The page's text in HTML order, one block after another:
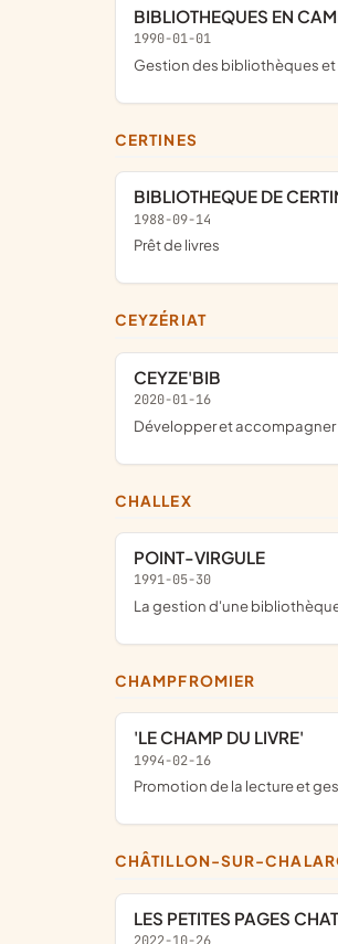
BIBLIOTHEQUES EN
1990-01-01
Gestion des bibliothèques
CERTINES
BIBLIOTHEQUE DE
1988-09-14
prêt de livres
CEYZÉRIAT
CEYZE'BIB
2020-01-16
développer et
CHALLEX
POINT-VIRGULE
1991-05-30
la gestion d'une
CHAMPFROMIER
'LE CHAMP DU LIVRE'
1994-02-16
promotion de la lecture et
CHÂTILLON-SUR-
LES PETITES PAGES
2022-10-26